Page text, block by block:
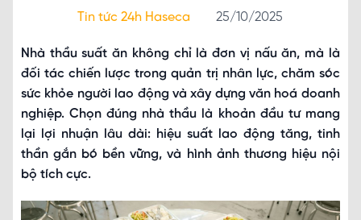
연락처
Tin tức 24h Haseca 25/10/2025
Nhà thầu suất ăn không chỉ là đơn vị nấu ăn, mà là
đối tác chiến lược trong quản trị nhân lực, chăm sóc
sức khỏe người lao động và xây dựng văn hoá doanh
nghiệp. Chọn đúng nhà thầu là khoản đầu tư mang
lại lợi nhuận lâu dài: hiệu suất lao động tăng, tinh
thần gắn bó bền vững, và hình ảnh thương hiệu nội
bộ tích cực.